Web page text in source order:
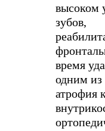
высоком
зубов,
время
одним из
атрофия